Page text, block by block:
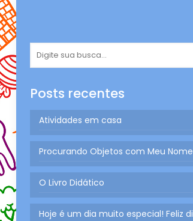
Posts recentes
Atividades em casa
Procurando Objetos com Meu Nome
O Livro Didático
Hoje é um dia muito especial! Feliz